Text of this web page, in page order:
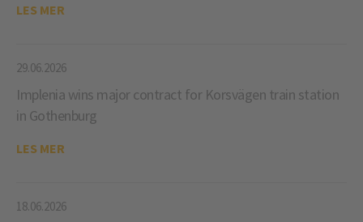
LES MER
29.06.2026
Implenia wins major contract for Korsvägen train station
in Gothenburg
LES MER
18.06.2026